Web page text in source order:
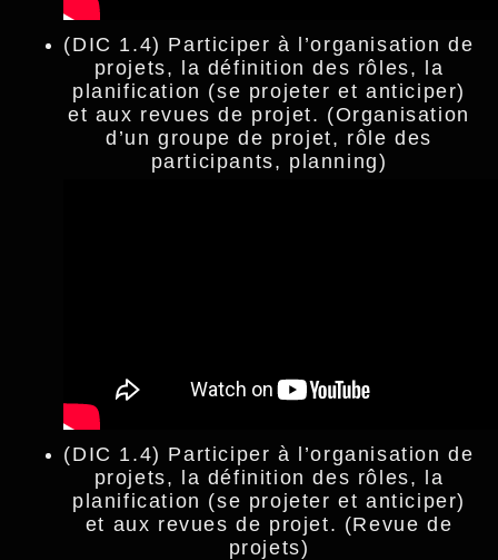
(DIC 1.4) Participer à l’organisation de
projets, la définition des rôles, la
planification (se projeter et anticiper)
et aux revues de projet. (Organisation
d’un groupe de projet, rôle des
participants, planning)
(DIC 1.4) Participer à l’organisation de
projets, la définition des rôles, la
planification (se projeter et anticiper)
et aux revues de projet. (Revue de
projets)